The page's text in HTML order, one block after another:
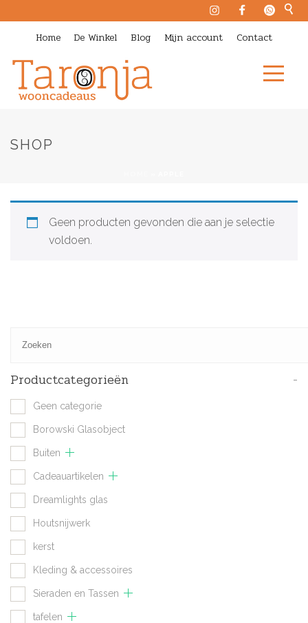
Home De Winkel Blog Mijn account Contact
SHOP
Geen producten gevonden die aan je selectie
voldoen.
Productcategorieën -
Geen categorie
Borowski Glasobject
Buiten
Cadeauartikelen
Dreamlights glas
Houtsnijwerk
kerst
Kleding & accessoires
Sieraden en Tassen
tafelen